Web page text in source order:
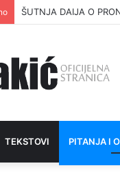
ŠUTNJA DAIJA O
TEKSTOVI PITANJA I